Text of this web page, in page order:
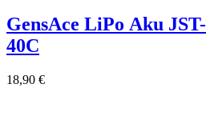
GensAce LiPo Aku
40C
18,90 €